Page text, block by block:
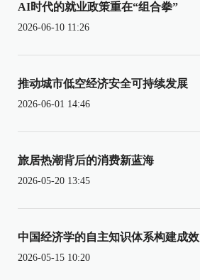
AI时代的就业政策重在“组合拳”
2026-06-10 11:26
推动城市低空经济安全可持续发展
2026-06-01 14:46
旅居热潮背后的消费新蓝海
2026-05-20 13:45
中国经济学的自主知识体系构建成效
2026-05-15 10:20